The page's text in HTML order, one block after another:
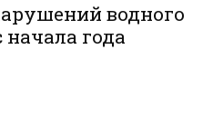
водного
начала года